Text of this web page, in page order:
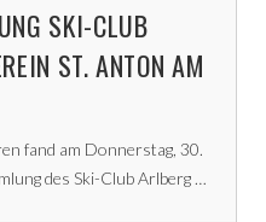
SKI-CLUB
ST. ANTON AM
fand am Donnerstag, 30.
des Ski-Club Arlberg …